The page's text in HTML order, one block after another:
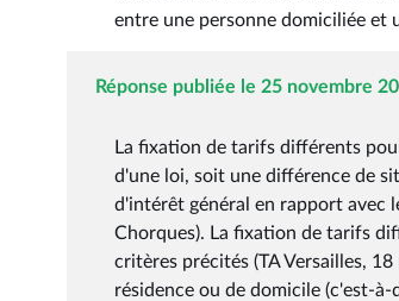
entre une personne domiciliée et
Réponse publiée le 25 novembre
La fixation de tarifs différents
d'une loi, soit une différence de
d'intérêt général en rapport avec
Chorques). La fixation de tarifs
critères précités (TA Versailles,
résidence ou de domicile (c'est-